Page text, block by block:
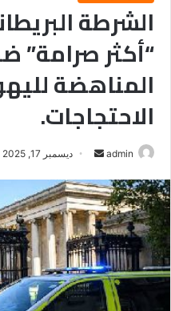
الشرطة
“أكثر صرامة”
المناهضة
الاحتجاجات.
admin
أرسل
إلكترونيا
ديسمبر 17, 2025